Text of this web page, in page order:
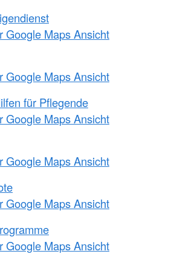
Google Maps Ansicht
Google Maps Ansicht
für Pflegende
Google Maps Ansicht
Google Maps Ansicht
Google Maps Ansicht
Google Maps Ansicht